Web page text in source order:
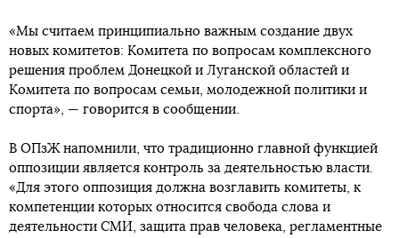
«Мы считаем принципиально важным создание двух
новых комитетов: Комитета по вопросам комплексного
решения проблем Донецкой и Луганской областей и
Комитета по вопросам семьи, молодежной политики и
спорта», — говорится в сообщении.
В ОПзЖ напомнили, что традиционно главной функцией
оппозиции является контроль за деятельностью власти.
«Для этого оппозиция должна возглавить комитеты, к
компетенции которых относится свобода слова и
деятельности СМИ, защита прав человека, регламентные